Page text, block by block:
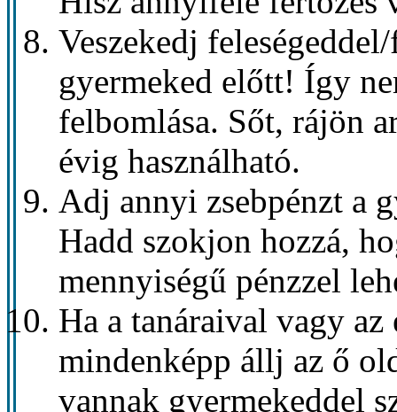
Veszekedj
gyermeked előtt! Így
felbomlása. Sőt, rájön
évig használható.
Adj annyi zsebpénzt a
Hadd szokjon hozzá,
mennyiségű pénzzel
Ha a tanáraival vagy
mindenképp állj az ő
vannak gyermekeddel